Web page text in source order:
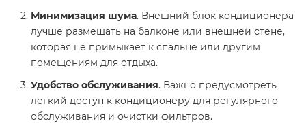
Минимизация шума. Внешний блок кондиционера
лучше размещать на балконе или внешней стене,
которая не примыкает к спальне или другим
помещениям для отдыха.
Удобство обслуживания. Важно предусмотреть
легкий доступ к кондиционеру для регулярного
обслуживания и очистки фильтров.